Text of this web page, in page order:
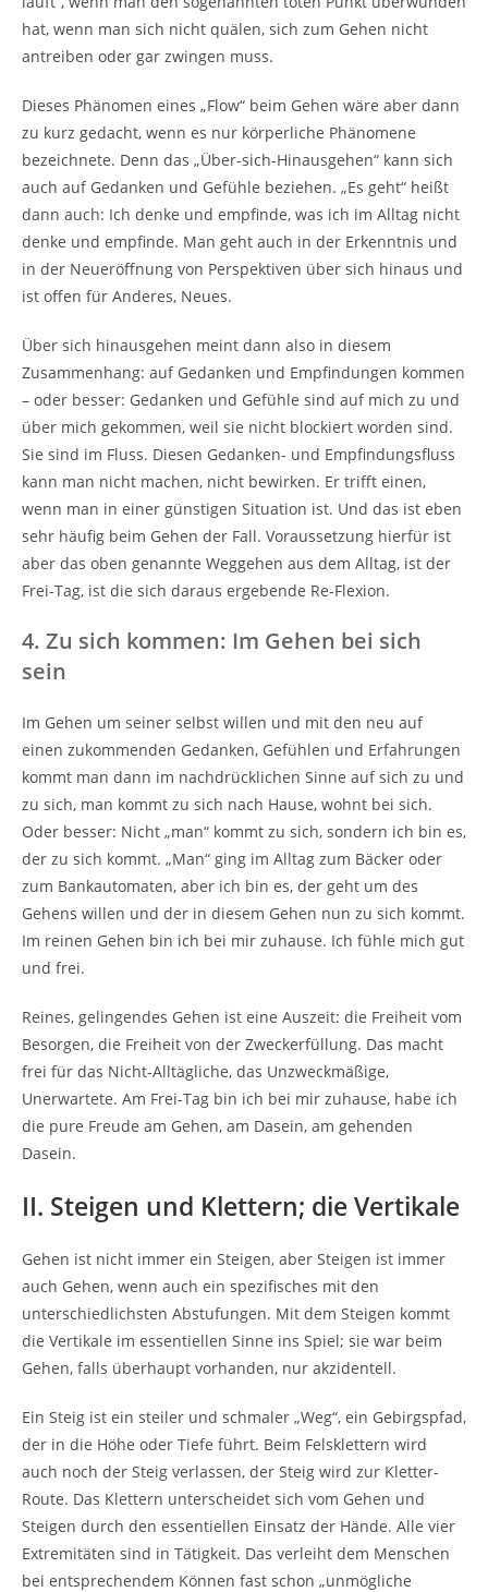
hat, wenn man sich nicht quälen, sich zum Gehen nicht
antreiben oder gar zwingen muss.
Dieses Phänomen eines „Flow“ beim Gehen wäre aber dann
zu kurz gedacht, wenn es nur körperliche Phänomene
bezeichnete. Denn das „Über-sich-Hinausgehen“ kann sich
auch auf Gedanken und Gefühle beziehen. „Es geht“ heißt
dann auch: Ich denke und empfinde, was ich im Alltag nicht
denke und empfinde. Man geht auch in der Erkenntnis und
in der Neueröffnung von Perspektiven über sich hinaus und
ist offen für Anderes, Neues.
Über sich hinausgehen meint dann also in diesem
Zusammenhang: auf Gedanken und Empfindungen kommen
– oder besser: Gedanken und Gefühle sind auf mich zu und
über mich gekommen, weil sie nicht blockiert worden sind.
Sie sind im Fluss. Diesen Gedanken- und Empfindungsfluss
kann man nicht machen, nicht bewirken. Er trifft einen,
wenn man in einer günstigen Situation ist. Und das ist eben
sehr häufig beim Gehen der Fall. Voraussetzung hierfür ist
aber das oben genannte Weggehen aus dem Alltag, ist der
Frei-Tag, ist die sich daraus ergebende Re-Flexion.
4. Zu sich kommen: Im Gehen bei sich
sein
Im Gehen um seiner selbst willen und mit den neu auf
einen zukommenden Gedanken, Gefühlen und Erfahrungen
kommt man dann im nachdrücklichen Sinne auf sich zu und
zu sich, man kommt zu sich nach Hause, wohnt bei sich.
Oder besser: Nicht „man“ kommt zu sich, sondern ich bin es,
der zu sich kommt. „Man“ ging im Alltag zum Bäcker oder
zum Bankautomaten, aber ich bin es, der geht um des
Gehens willen und der in diesem Gehen nun zu sich kommt.
Im reinen Gehen bin ich bei mir zuhause. Ich fühle mich gut
und frei.
Reines, gelingendes Gehen ist eine Auszeit: die Freiheit vom
Besorgen, die Freiheit von der Zweckerfüllung. Das macht
frei für das Nicht-Alltägliche, das Unzweckmäßige,
Unerwartete. Am Frei-Tag bin ich bei mir zuhause, habe ich
die pure Freude am Gehen, am Dasein, am gehenden
Dasein.
II. Steigen und Klettern; die Vertikale
Gehen ist nicht immer ein Steigen, aber Steigen ist immer
auch Gehen, wenn auch ein spezifisches mit den
unterschiedlichsten Abstufungen. Mit dem Steigen kommt
die Vertikale im essentiellen Sinne ins Spiel; sie war beim
Gehen, falls überhaupt vorhanden, nur akzidentell.
Ein Steig ist ein steiler und schmaler „Weg“, ein Gebirgspfad,
der in die Höhe oder Tiefe führt. Beim Felsklettern wird
auch noch der Steig verlassen, der Steig wird zur Kletter-
Route. Das Klettern unterscheidet sich vom Gehen und
Steigen durch den essentiellen Einsatz der Hände. Alle vier
Extremitäten sind in Tätigkeit. Das verleiht dem Menschen
bei entsprechendem Können fast schon „unmögliche